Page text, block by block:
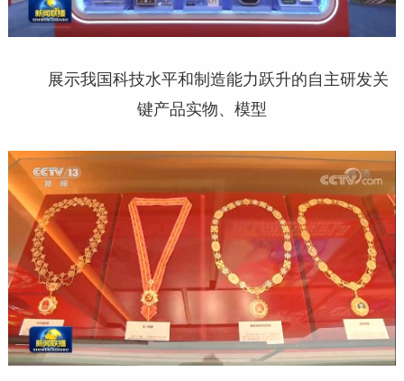
展示我国科技水平和制造能力跃升的自主研发关
键产品实物、模型